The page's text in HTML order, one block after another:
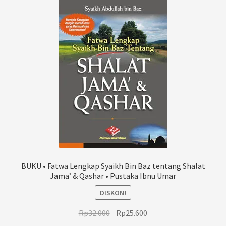
BUKU • Fatwa Lengkap Syaikh Bin Baz tentang Shalat
Jama’ & Qashar • Pustaka Ibnu Umar
DISKON!
Rp32.000 Harga
Rp25.600